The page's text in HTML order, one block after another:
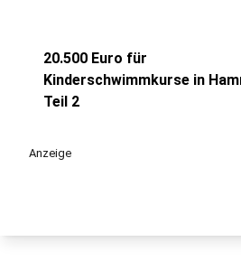
20.500 Euro für
Kinderschwimmkurse in
Teil 2
Anzeige